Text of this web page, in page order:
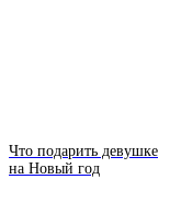
Что подарить девушке
на Новый год